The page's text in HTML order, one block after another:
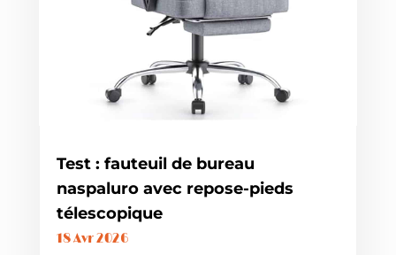
Test : fauteuil de bureau
naspaluro avec repose-pieds
télescopique
18 Avr 2026